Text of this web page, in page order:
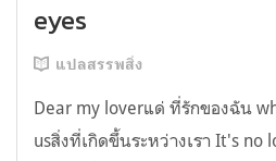
eyes
แปลสรรพสิ่ง
Dear my loverแด่ ที่รักของฉัน
usสิ่งที่เกิดขึ้นระหว่างเรา It's no